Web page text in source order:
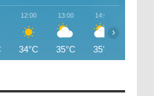
12:00
34°C
13:00
35°C
14:00
35°C
›